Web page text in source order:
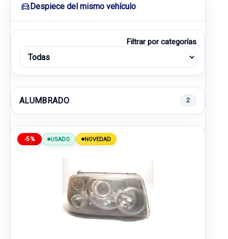
Despiece del mismo vehículo
Filtrar por categorías
ALUMBRADO 2
-5% USADO NOVEDAD